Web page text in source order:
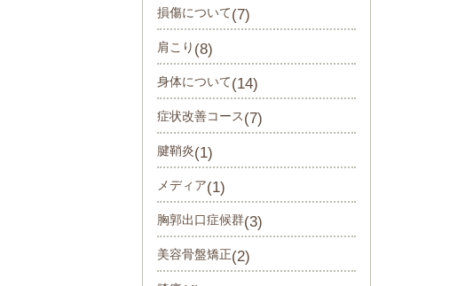
損傷について(7)
肩こり (8)
身体について(14)
症状改善コース(7)
腱鞘炎(1)
メディア(1)
胸郭出口症候群(3)
美容骨盤矯正(2)